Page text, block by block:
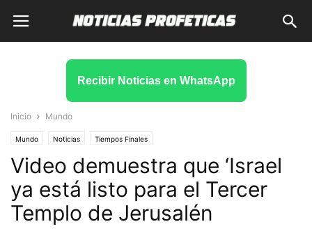
Recibir Noticias en WhatsApp
Inicio Mundo
Mundo Noticias Tiempos Finales
Video demuestra que ‘Israel
ya está listo para el Tercer
Templo de Jerusalén